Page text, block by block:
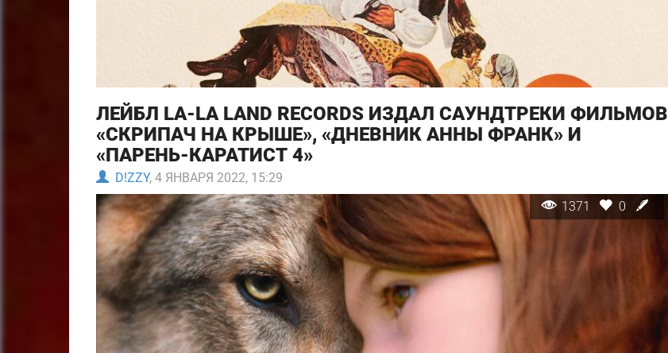
ЛЕЙБЛ LA-LA LAND RECORDS ИЗДАЛ САУНДТРЕКИ ФИЛЬМОВ
«СКРИПАЧ НА КРЫШЕ», «ДНЕВНИК АННЫ ФРАНК» И
«ПАРЕНЬ-КАРАТИСТ 4»
D!ZZY, 4 ЯНВАРЯ 2022, 15:29
1371 0